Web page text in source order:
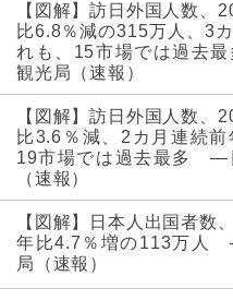
【図解】訪日外国人数、
比6.8％減の315万人、3
れも、15市場では過去
観光局（速報）
【図解】訪日外国人数、
比3.6％減、2カ月連続
19市場では過去最多 ―
（速報）
【図解】日本人出国者数
年比4.7％増の113万人
局（速報）